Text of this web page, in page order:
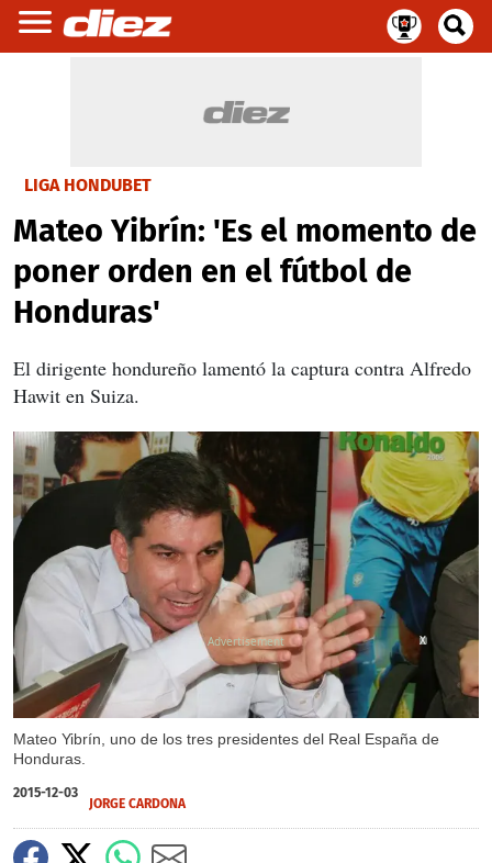
LIGA HONDUBET
Mateo Yibrín: 'Es el momento de
poner orden en el fútbol de
Honduras'
El dirigente hondureño lamentó la captura contra Alfredo
Hawit en Suiza.
Mateo Yibrín, uno de los tres presidentes del Real España de
Honduras.
X
2015-12-03
JORGE CARDONA